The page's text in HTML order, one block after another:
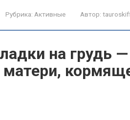
Рубрика: Активные Автор:
на грудь